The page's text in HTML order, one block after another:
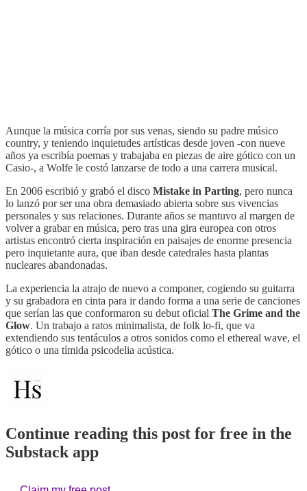
Aunque la música corría por sus venas, siendo su padre músico
country, y teniendo inquietudes artísticas desde joven -con nueve
años ya escribía poemas y trabajaba en piezas de aire gótico con un
Casio-, a Wolfe le costó lanzarse de todo a una carrera musical.
En 2006 escribió y grabó el disco Mistake in Parting, pero nunca
lo lanzó por ser una obra demasiado abierta sobre sus vivencias
personales y sus relaciones. Durante años se mantuvo al margen de
volver a grabar en música, pero tras una gira europea con otros
artistas encontró cierta inspiración en paisajes de enorme presencia
pero inquietante aura, que iban desde catedrales hasta plantas
nucleares abandonadas.
La experiencia la atrajo de nuevo a componer, cogiendo su guitarra
y su grabadora en cinta para ir dando forma a una serie de canciones
que serían las que conformaron su debut oficial The Grime and the
Glow. Un trabajo a ratos minimalista, de folk lo-fi, que va
extendiendo sus tentáculos a otros sonidos como el ethereal wave, el
gótico o una tímida psicodelia acústica.
Continue reading this post for free in the
Substack app